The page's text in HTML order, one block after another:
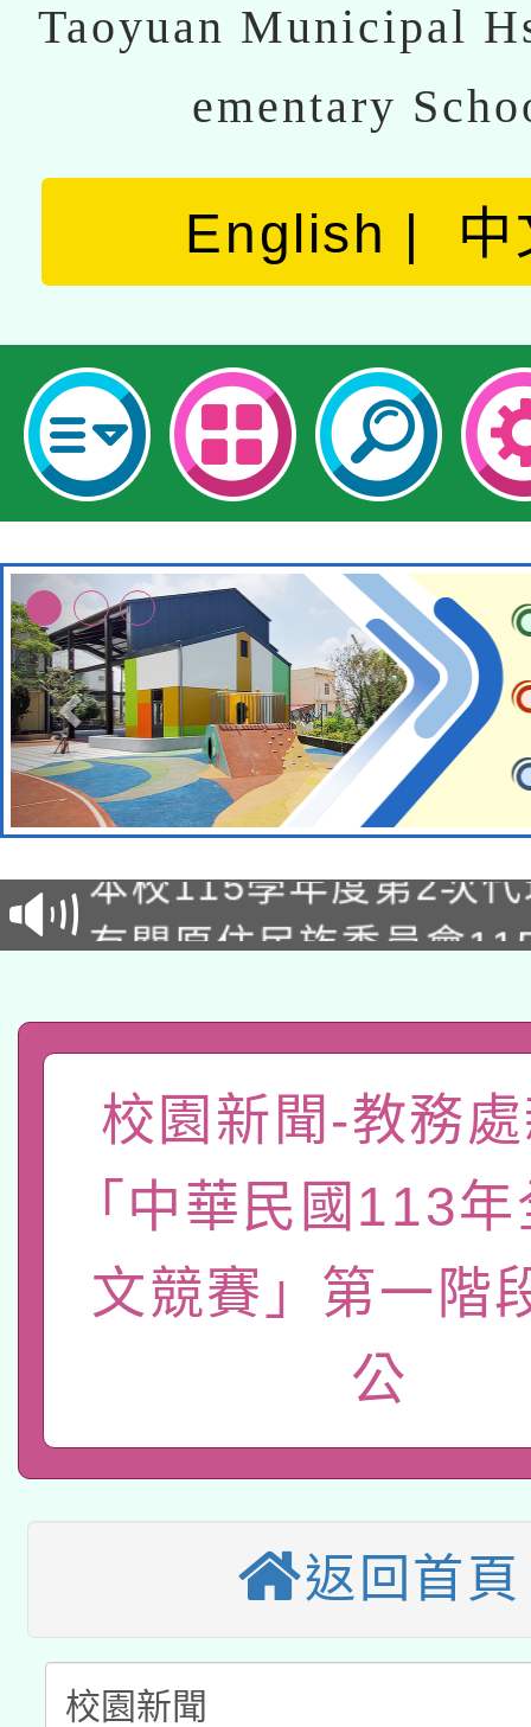
Taoyuan Municipal
ementary
English 中
本校115學年度第1次
第3次招考甄選結果公
次招考甄選結果公告(
有關原住民族委員會
一案。
答一案
有關本府115年70歲以
人員健康講座「吃得安
心」，鼓勵退休同仁踴
案。
本校115學年度第2次
招甄選結果公告(無人
本館辦理115年度閱讀
暨閱讀推動專業研習
科技賦能─人工智慧
A3數位素養講師名單
本校115學年度第1次
第3次招考甄選結果公
本校115學年度第2次
次招考甄選結果公告(
有關原住民族委員會
公告之原住民族歲時祭
一案。
兒童少年暑期犯罪預防
答一案
有關本府115年70歲以
人員健康講座「吃得安
本校115學年度第2次
校園新聞-教務
「中華民國113
文競賽」第一階
公
返回首頁